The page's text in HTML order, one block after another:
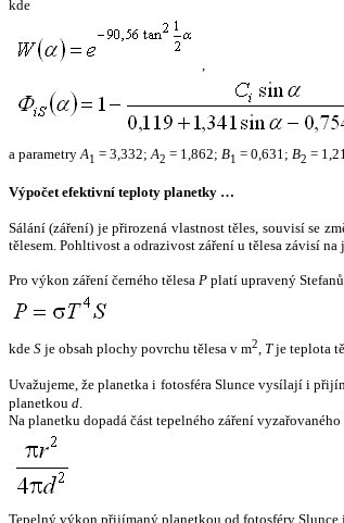
kde
,
a parametryA1 = 3,332;A2 = 1,862; B1 = 0,631; B2 =
Výpočet efektivní teploty planetky …
Sálání (záření) je přirozená vlastnost těles, souvisí se
tělesem. Pohltivost a odrazivost záření u tělesa závisí
Pro výkon záření černého tělesa P platí upravený
kde S je obsah plochy povrchu tělesa v m2, Tje teplota
Uvažujeme, že planetka i fotosféra Slunce vysílají i
planetkou d.
Na planetku dopadá část tepelného záření
Tepelný výkon přijímaný planetkou od fotosféry Slunce